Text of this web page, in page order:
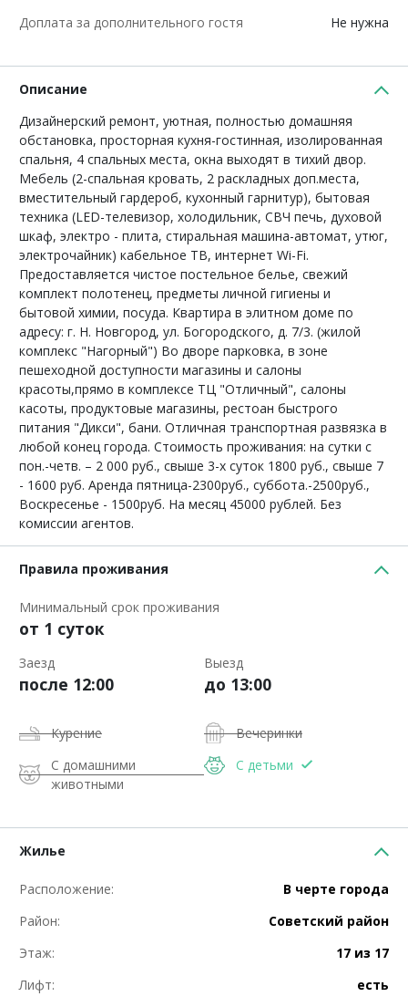
Доплата за дополнительного гостя
Не нужна
Описание
Дизайнерский ремонт, уютная, полностью домашняя
обстановка, просторная кухня-гостинная, изолированная
спальня, 4 спальных места, окна выходят в тихий двор.
Мебель (2-спальная кровать, 2 раскладных доп.места,
вместительный гардероб, кухонный гарнитур), бытовая
техника (LED-телевизор, холодильник, СВЧ печь, духовой
шкаф, электро - плита, стиральная машина-автомат, утюг,
электрочайник) кабельное ТВ, интернет Wi-Fi.
Предоставляется чистое постельное белье, свежий
комплект полотенец, предметы личной гигиены и
бытовой химии, посуда. Квартира в элитном доме по
адресу: г. Н. Новгород, ул. Богородского, д. 7/3. (жилой
комплекс "Нагорный") Во дворе парковка, в зоне
пешеходной доступности магазины и салоны
красоты,прямо в комплексе ТЦ "Отличный", салоны
касоты, продуктовые магазины, рестоан быстрого
питания "Дикси", бани. Отличная транспортная развязка в
любой конец города. Стоимость проживания: на сутки с
пон.-четв. – 2 000 руб., свыше 3-х суток 1800 руб., свыше 7
- 1600 руб. Аренда пятница-2300руб., суббота.-2500руб.,
Воскресенье - 1500руб. На месяц 45000 рублей. Без
комиссии агентов.
Правила проживания
Минимальный срок проживания
от 1 суток
Заезд
после 12:00
Выезд
до 13:00
Курение
Вечеринки
С домашними
животными
С детьми
Жилье
Расположение:
В черте города
Район:
Советский район
Этаж:
17 из 17
Лифт:
есть